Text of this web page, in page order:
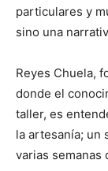
particulares y
sino una
Reyes Chuela,
donde el
taller, es
la artesanía; un
varias semanas